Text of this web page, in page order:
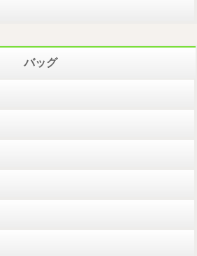
バッグ